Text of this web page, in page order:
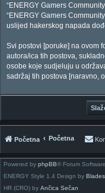
“ENERGY Gamers
“ENERGY Gamers
uslijed hakerskog napada
Svi postovi [poruke] na ovom
autora/ica tih postova,
osobe koje sudjeluju u
sadržaj tih postova [naravno,
Početna Početna
Powered by phpBB® Forum
ENERGY Style 1.4 Design by
HR (CRO) by Ančica Sečan